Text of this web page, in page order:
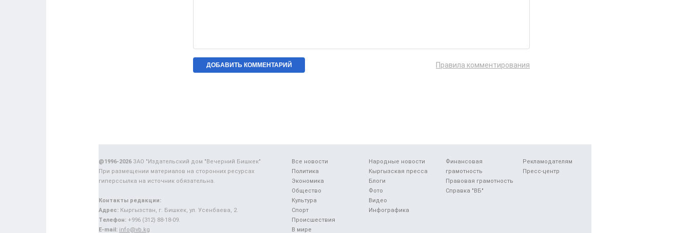
Правила комментирования
Все новости
Политика
Экономика
Общество
Культура
Спорт
Происшествия
В мире
Народные новости
Кыргызская пресса
Блоги
Фото
Видео
Инфографика
Финансовая
грамотность
Правовая грамотность
Справка "ВБ"
Рекламодателям
Пресс-центр
@1996-2026ЗАО "Издательский дом "Вечерний Бишкек"
При размещении материалов на сторонних ресурсах
гиперссылка на источник обязательна.
Контакты редакции:
Адрес: Кыргызстан, г. Бишкек, ул. Усенбаева, 2.
Телефон: +996 (312) 88-18-09.
E-mail: info@vb.kg